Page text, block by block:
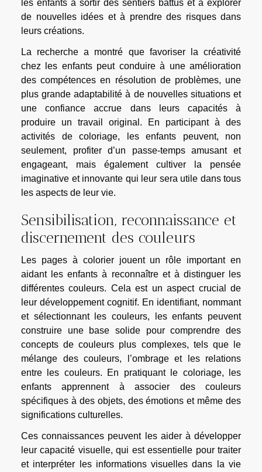
les enfants à sortir des sentiers battus et à explorer
de nouvelles idées et à prendre des risques dans
leurs créations.
La recherche a montré que favoriser la créativité
chez les enfants peut conduire à une amélioration
des compétences en résolution de problèmes, une
plus grande adaptabilité à de nouvelles situations et
une confiance accrue dans leurs capacités à
produire un travail original. En participant à des
activités de coloriage, les enfants peuvent, non
seulement, profiter d’un passe-temps amusant et
engageant, mais également cultiver la pensée
imaginative et innovante qui leur sera utile dans tous
les aspects de leur vie.
Sensibilisation, reconnaissance et
discernement des couleurs
Les pages à colorier jouent un rôle important en
aidant les enfants à reconnaître et à distinguer les
différentes couleurs. Cela est un aspect crucial de
leur développement cognitif. En identifiant, nommant
et sélectionnant les couleurs, les enfants peuvent
construire une base solide pour comprendre des
concepts de couleurs plus complexes, tels que le
mélange des couleurs, l’ombrage et les relations
entre les couleurs. En pratiquant le coloriage, les
enfants apprennent à associer des couleurs
spécifiques à des objets, des émotions et même des
significations culturelles.
Ces connaissances peuvent les aider à développer
leur capacité visuelle, qui est essentielle pour traiter
et interpréter les informations visuelles dans la vie